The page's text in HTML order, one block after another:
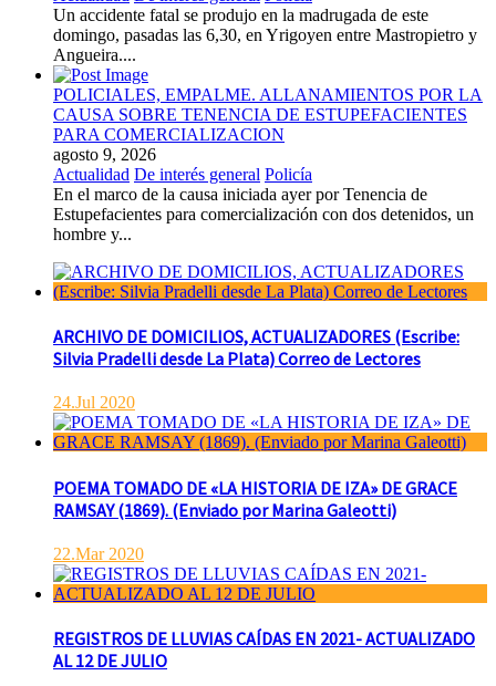
Un accidente fatal se produjo en la madrugada de este
domingo, pasadas las 6,30, en Yrigoyen entre Mastropietro y
Angueira....
POLICIALES, EMPALME. ALLANAMIENTOS POR LA
CAUSA SOBRE TENENCIA DE ESTUPEFACIENTES
PARA COMERCIALIZACION
agosto 9, 2026
Actualidad De interés general Policía
En el marco de la causa iniciada ayer por Tenencia de
Estupefacientes para comercialización con dos detenidos, un
hombre y...
ARCHIVO DE DOMICILIOS, ACTUALIZADORES (Escribe:
Silvia Pradelli desde La Plata) Correo de Lectores
24.Jul 2020
POEMA TOMADO DE «LA HISTORIA DE IZA» DE GRACE
RAMSAY (1869). (Enviado por Marina Galeotti)
22.Mar 2020
REGISTROS DE LLUVIAS CAÍDAS EN 2021- ACTUALIZADO
AL 12 DE JULIO